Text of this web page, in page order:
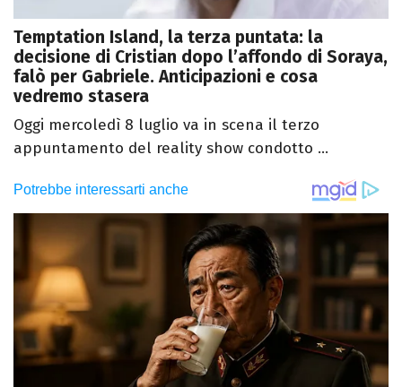
Temptation Island, la terza puntata: la
decisione di Cristian dopo l’affondo di Soraya,
falò per Gabriele. Anticipazioni e cosa
vedremo stasera
Oggi mercoledì 8 luglio va in scena il terzo
appuntamento del reality show condotto ...